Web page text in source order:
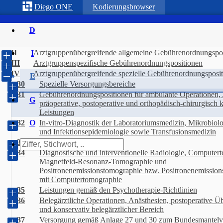
Diego ONE Kodierungsbrowser
D
I
E
G
O
II
Arztgruppenübergreifende allgemeine
III
Arztgruppenspezifische Gebührenordnungspositionen
IV
Arztgruppenübergreifende spezielle
30
Spezielle Versorgungsbereiche
31
Gebührenordnungspositionen für ambulante Operationen,
präoperative, postoperative und orthopädisch-chirurgisch
Leistungen
32
In-vitro-Diagnostik der Laboratoriumsmedizin,
und Infektionsepidemiologie sowie Transfusionsmedizin
33
Ultraschalldiagnostik
34
Diagnostische und interventionelle Radiologie,
Magnetfeld-Resonanz-Tomographie und
Positronenemissionstomographie bzw.
mit Computertomographie
35
Leistungen gemäß den Psychotherapie-Richtlinien
36
Belegärztliche Operationen, Anästhesien, postoperative
und konservativ belegärztlicher Bereich
37
Versorgung gemäß Anlage 27 und 30 zum